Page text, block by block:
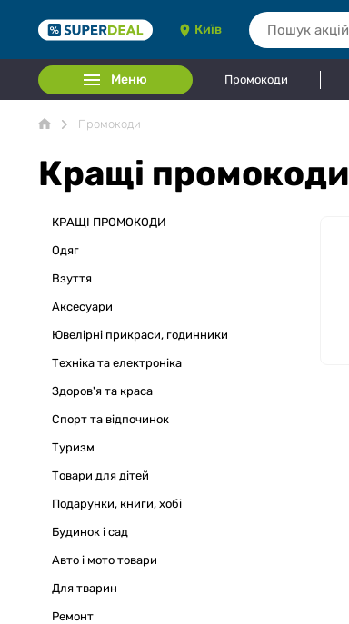
Київ
Меню Промокоди
Промокоди
Кращі промокоди
КРАЩІ ПРОМОКОДИ
Одяг
Взуття
Аксесуари
Ювелірні прикраси, годинники
Техніка та електроніка
Здоров'я та краса
Спорт та відпочинок
Туризм
Товари для дітей
Подарунки, книги, хобі
Будинок і сад
Авто і мото товари
Для тварин
Ремонт